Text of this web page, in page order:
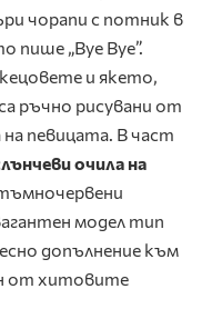
чорапи с потник в
пише „Bye Bye”.
и якето,
ръчно рисувани от
певицата. В част
очила на
модел тип
допълнение към
от хитовите